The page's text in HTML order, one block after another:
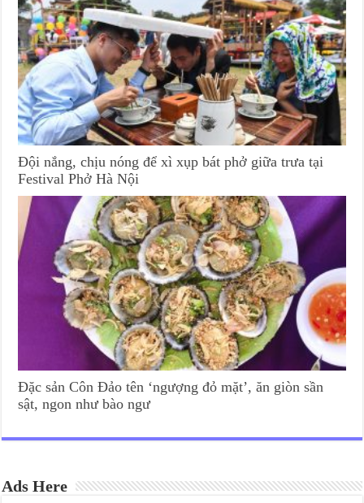
Đội nắng, chịu nóng để xì xụp bát phở giữa trưa tại
Festival Phở Hà Nội
Đặc sản Côn Đảo tên ‘ngượng đỏ mặt’, ăn giòn sần
sật, ngon như bào ngư
Ads Here